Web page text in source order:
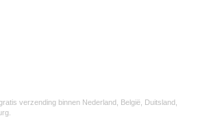
verzending binnen Nederland, België, Duitsland,